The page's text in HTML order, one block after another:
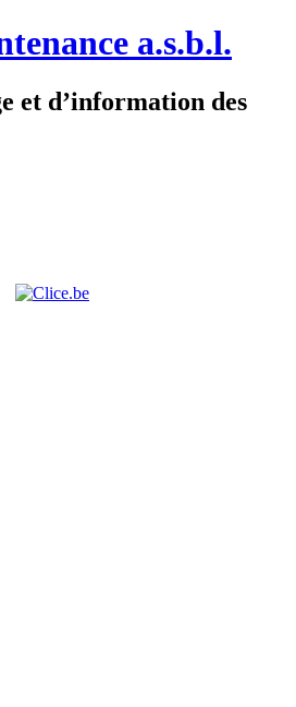
a.s.b.l.
et d’information des